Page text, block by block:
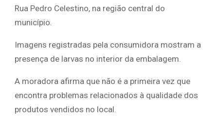
Rua Pedro Celestino, na região central do
município.
Imagens registradas pela consumidora mostram a
presença de larvas no interior da embalagem.
A moradora afirma que não é a primeira vez que
encontra problemas relacionados à qualidade dos
produtos vendidos no local.